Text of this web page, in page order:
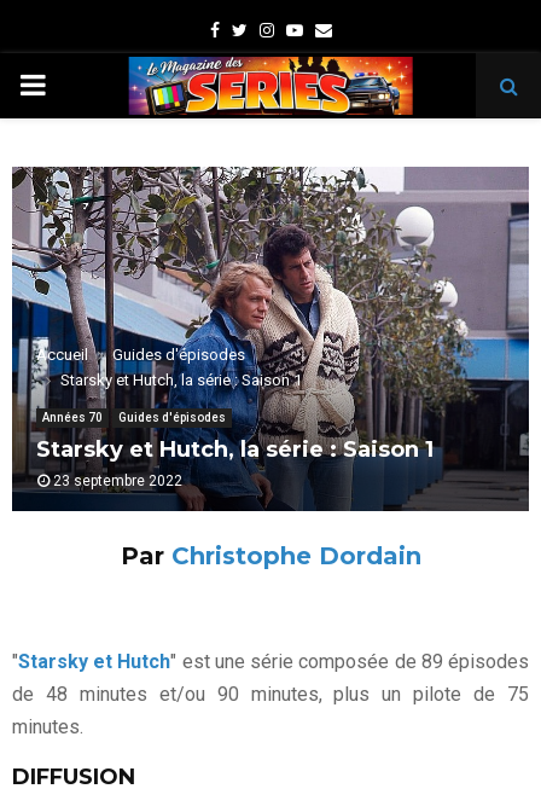
Facebook
TwitterInstagram
Youtube
Email
PRIMARY
Accueil
Guides d'épisodes
Starsky et Hutch, la série : Saison 1
Années 70 Guides d'épisodes
Starsky et Hutch, la série : Saison 1
23 septembre 2022
Par Christophe Dordain
"Starsky et Hutch" est une série composée de 89 épisodes
de 48 minutes et/ou 90 minutes, plus un pilote de 75
minutes.
DIFFUSION